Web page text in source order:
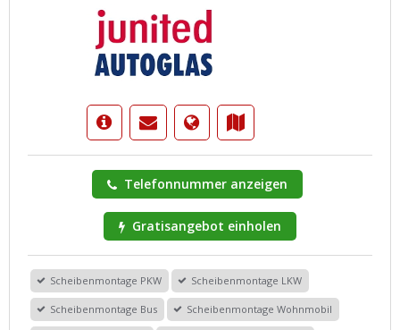
Telefonnummer anzeigen
Gratisangebot einholen
Scheibenmontage PKW Scheibenmontage LKW
Scheibenmontage Bus Scheibenmontage Wohnmobil